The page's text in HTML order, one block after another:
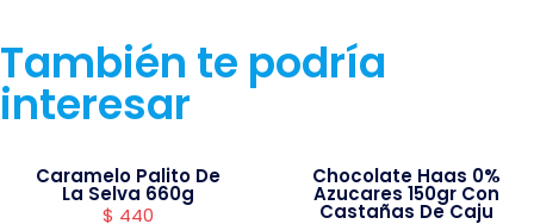
También te podría
interesar
Caramelo Palito De
La Selva 660g
$ 440
Chocolate Haas 0%
Azucares 150gr Con
Castañas De Caju